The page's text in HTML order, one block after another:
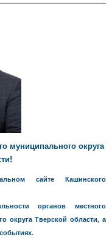
муниципального округа
сайте Кашинского
органов местного
округа Тверской области, а